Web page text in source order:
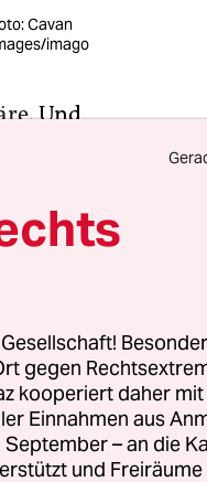
Cavan
imago
. Und
an
etwas
Geld),
kommen
gegen
kooperiert daher mit
Einnahmen aus
– an die
und Freiräume